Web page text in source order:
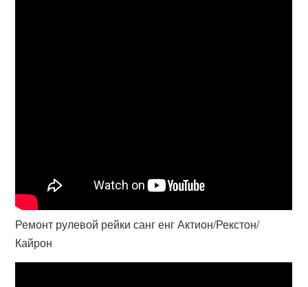
Ремонт рулевой рейки санг енг Актион/Рекстон/
Кайрон